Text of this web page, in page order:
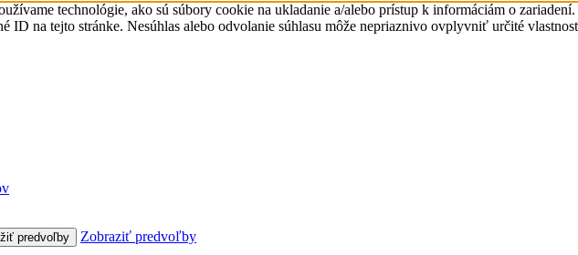
technológie, ako sú súbory cookie na ukladanie a/alebo prístup k informáciám o
ID na tejto stránke. Nesúhlas alebo odvolanie súhlasu môže nepriaznivo ovplyvniť určité
predvoľby Zobraziť predvoľby